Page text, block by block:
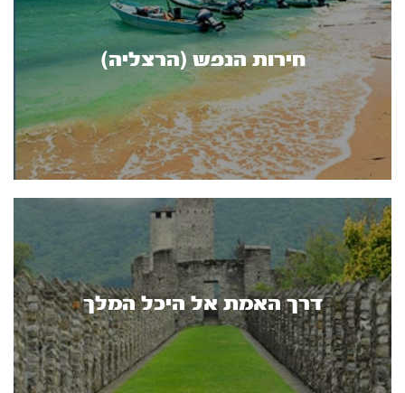
חירות הנפש (הרצליה)
דרך האמת אל היכל המלך